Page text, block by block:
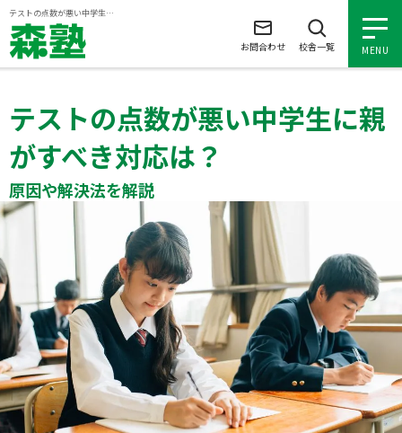
テストの点数が悪い中学生に親がすべき対応は？原因や解決法を解説
MENU
小学生の個別指導
中学生の個別指導
高校生の個別指導
森塾を知る
森塾を知る トップ
森塾の想い
成績アップをかなえる！森塾メソッド
入塾について
入塾について トップ
よくあるご質問
お問合わせ 校舎一覧
テストの点数が悪い中学生に親
がすべき対応は？
原因や解決法を解説